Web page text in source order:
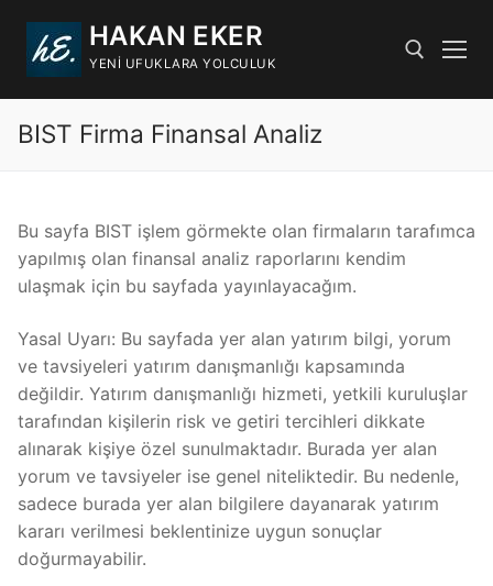
HAKAN EKER
YENI UFUKLARA YOLCULUK
Arama:
BIST Firma Finansal Analiz
Bu sayfa BIST işlem görmekte olan firmaların tarafımca
yapılmış olan finansal analiz raporlarını kendim
ulaşmak için bu sayfada yayınlayacağım.
Yasal Uyarı: Bu sayfada yer alan yatırım bilgi, yorum
ve tavsiyeleri yatırım danışmanlığı kapsamında
değildir. Yatırım danışmanlığı hizmeti, yetkili kuruluşlar
tarafından kişilerin risk ve getiri tercihleri dikkate
alınarak kişiye özel sunulmaktadır. Burada yer alan
yorum ve tavsiyeler ise genel niteliktedir. Bu nedenle,
sadece burada yer alan bilgilere dayanarak yatırım
kararı verilmesi beklentinize uygun sonuçlar
doğurmayabilir.